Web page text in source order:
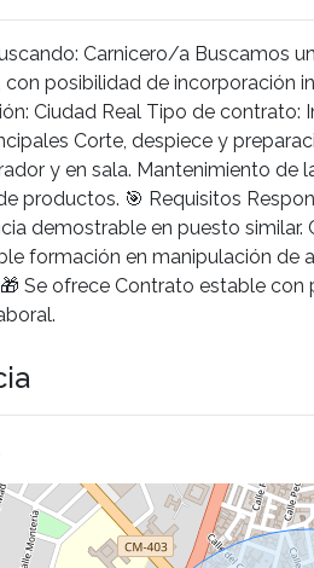
Carnicero/a Buscamos
posibilidad de incorporación
Ciudad Real Tipo de contrato:
Corte, despiece y
y en sala. Mantenimiento de
productos. 🎯 Requisitos
demostrable en puesto
formación en manipulación de
Se ofrece Contrato estable con